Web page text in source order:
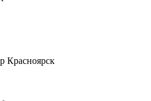
Красноярск